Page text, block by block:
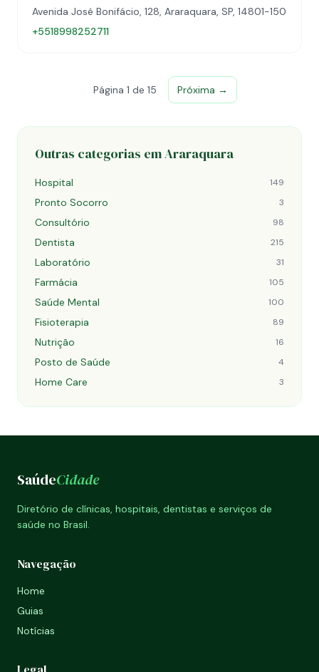
Avenida José Bonifácio, 128, Araraquara, SP, 14801-150
+5518998252711
Página 1 de 15 Próxima →
Outras categorias em Araraquara
Hospital 149
Pronto Socorro 3
Consultório 98
Dentista 215
Laboratório 31
Farmácia 105
Saúde Mental 100
Fisioterapia 89
Nutrição 16
Posto de Saúde 4
Home Care 3
SaúdeCidade
Diretório de clínicas, hospitais, dentistas e serviços de
saúde no Brasil.
Navegação
Home
Guias
Notícias